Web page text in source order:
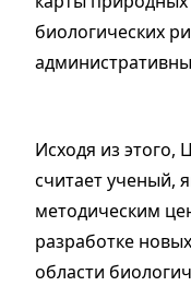
биологических
Исходя из
считает ученый,
методическим
разработке
области